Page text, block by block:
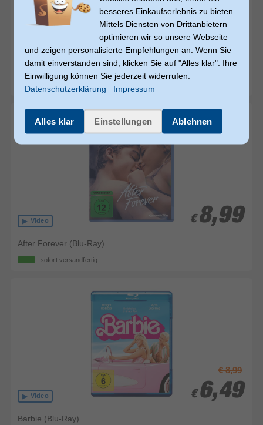
17,99
17,99
Elemental (Blu-Ray)
sofort versandfertig
Video € 8,99
€ 8,99
After Forever (Blu-Ray)
sofort versandfertig
Video
€ 8,99
€ 6,49
€ 6,49
Barbie (Blu-Ray)
besseres Einkaufserlebnis zu bieten.
Mittels Diensten von Drittanbietern
optimieren wir so unsere Webseite
und zeigen personalisierte Empfehlungen an. Wenn Sie
damit einverstanden sind, klicken Sie auf "Alles klar". Ihre
Einwilligung können Sie jederzeit widerrufen.
Datenschutzerklärung
Impressum
Alles klar Einstellungen Ablehnen